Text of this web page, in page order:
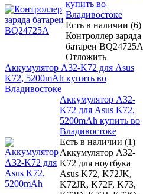
купить во
Владивостоке
Есть в наличии (6)
Контроллер заряда
батареи BQ24725A
Отложить
Аккумулятор A32-K72 для Asus
K72, 5200mAh купить во
Владивостоке
Аккумулятор A32-
K72 для Asus K72,
5200mAh купить во
Владивостоке
Есть в наличии (1)
Аккумулятор A32-
K72 для ноутбука
Asus K72, K72JK,
K72JR, K72F, K73,